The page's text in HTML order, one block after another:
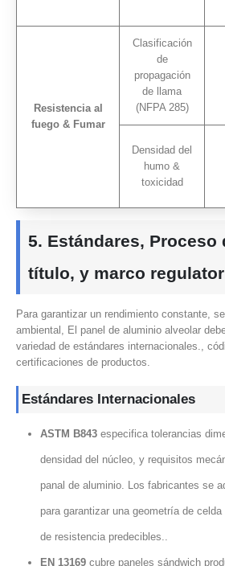
Resistencia al
fuego & Fumar
Clasificación
de
propagación
de llama
(NFPA 285)
Densidad del
humo &
toxicidad
5. Estándares, Proceso
título, y marco
Para garantizar un rendimiento constante,
ambiental, El panel de aluminio alveolar
variedad de estándares internacionales.,
certificaciones de productos.
Estándares Internacionales
ASTM B843especifica tolerancias
densidad del núcleo, y requisitos
panal de aluminio. Los fabricantes se
para garantizar una geometría de
de resistencia predecibles..
EN 13169cubre paneles sándwich